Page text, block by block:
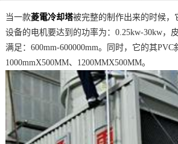
当一款菱電冷却塔被完整的制作出来的时候，
设备的电机要达到的功率为：0.25kw-30kw，
满足：600mm-600000mm。同时，它的其
1000mmX500MM、1200MMX500MM。